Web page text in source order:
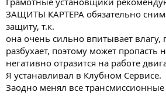
ЗАЩИТЫ КАРТЕРА обязательно
защиту, т.к.
она очень сильно впитывает влагу,
разбухает, поэтому может пропасть
негативно отразится на работе
Я устанавливал в Клубном Сервисе.
Заодно менял все трансмиссионные